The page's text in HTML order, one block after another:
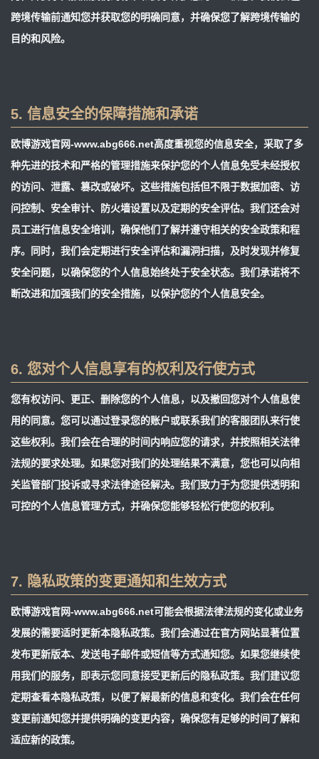
跨境传输前通知您并获取您的明确同意，并确保您了解跨境传输的
目的和风险。
5. 信息安全的保障措施和承诺
欧博游戏官网-www.abg666.net高度重视您的信息安全，采取了多
种先进的技术和严格的管理措施来保护您的个人信息免受未经授权
的访问、泄露、篡改或破坏。这些措施包括但不限于数据加密、访
问控制、安全审计、防火墙设置以及定期的安全评估。我们还会对
员工进行信息安全培训，确保他们了解并遵守相关的安全政策和程
序。同时，我们会定期进行安全评估和漏洞扫描，及时发现并修复
安全问题，以确保您的个人信息始终处于安全状态。我们承诺将不
断改进和加强我们的安全措施，以保护您的个人信息安全。
6. 您对个人信息享有的权利及行使方式
您有权访问、更正、删除您的个人信息，以及撤回您对个人信息使
用的同意。您可以通过登录您的账户或联系我们的客服团队来行使
这些权利。我们会在合理的时间内响应您的请求，并按照相关法律
法规的要求处理。如果您对我们的处理结果不满意，您也可以向相
关监管部门投诉或寻求法律途径解决。我们致力于为您提供透明和
可控的个人信息管理方式，并确保您能够轻松行使您的权利。
7. 隐私政策的变更通知和生效方式
欧博游戏官网-www.abg666.net可能会根据法律法规的变化或业务
发展的需要适时更新本隐私政策。我们会通过在官方网站显著位置
发布更新版本、发送电子邮件或短信等方式通知您。如果您继续使
用我们的服务，即表示您同意接受更新后的隐私政策。我们建议您
定期查看本隐私政策，以便了解最新的信息和变化。我们会在任何
变更前通知您并提供明确的变更内容，确保您有足够的时间了解和
适应新的政策。